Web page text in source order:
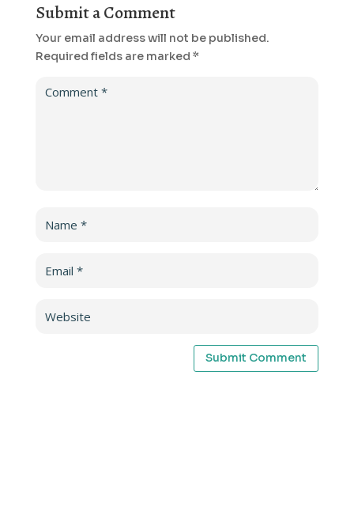
Submit a Comment
Your email address will not be published.
Required fields are marked *
Submit Comment